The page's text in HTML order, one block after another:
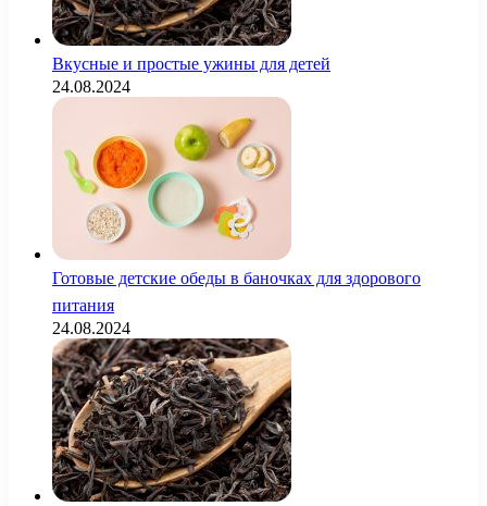
Вкусные и простые ужины для детей
24.08.2024
Готовые детские обеды в баночках для здорового
питания
24.08.2024